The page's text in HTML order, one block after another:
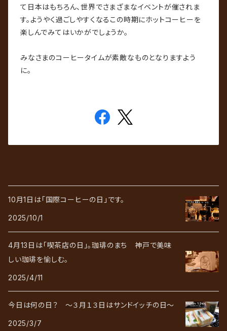
て日本はもちろん、世界でさまざまなイベントが催されま
す。ようやく過ごしやすくなるこの時期にホットコーヒーを
楽しんでみてはいかがでしょうか。
みなさまのコーヒータイムが素敵なものとなりますよう
に。
10月1日は「国際コーヒーの日」です。
2025/10/1
4月13日は「喫茶店の日」。珈琲のまち 神戸で美味
しい珈琲を愉しむ。
2025/4/11
今日は何の日？ ～３月１３日はサンドイッチの日～
2025/3/7